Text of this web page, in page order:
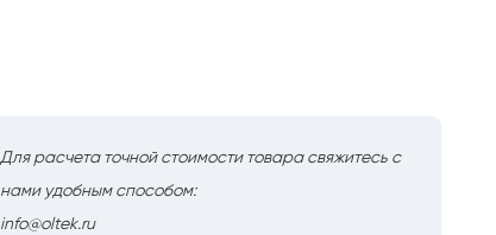
Для расчета точной стоимости товара свяжитесь с
нами удобным способом:
info@oltek.ru